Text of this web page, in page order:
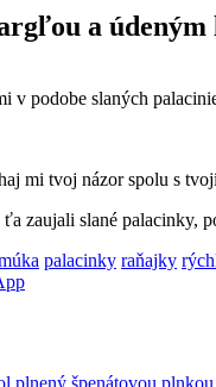
a údeným
v podobe slaných
mi tvoj názor spolu s
zaujali slané palacinky,
palacinky raňajky
plnený špenátovou plnkou